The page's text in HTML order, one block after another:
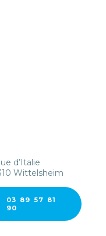
d’Italie
Wittelsheim
03 89 57 81
90